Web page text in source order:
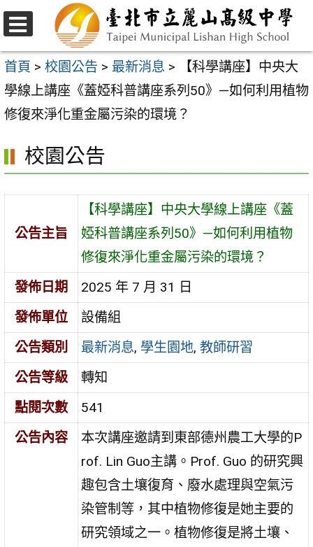
跳
至
主
要
內
區
選
單
首頁 > 校園公告 > 最新消息 >
【科學講座】中央大
學線上講座《蓋婭科普講座系列50》—如何利用植物
修復來淨化重金屬污染的環境？
校園公告
公告主旨
【科學講座】中央大學線上講座《蓋
婭科普講座系列50》—如何利用植物
修復來淨化重金屬污染的環境？
發佈日期
2025 年 7 月 31 日
發佈單位
設備組
公告類別
最新消息, 學生園地,教師研習
公告等級
轉知
點閱次數
541
公告內容
本次講座邀請到東部德州農工大學的P
rof. Lin Guo主講。Prof. Guo 的研究興
趣包含土壤復育、廢水處理與空氣污
染管制等，其中植物修復是她主要的
研究領域之一。植物修復是將土壤、